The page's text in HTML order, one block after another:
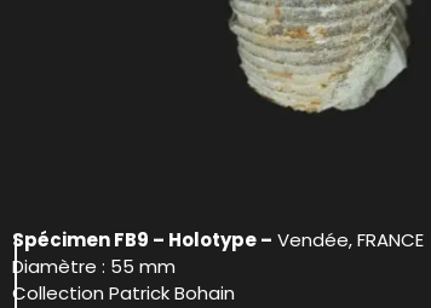
Spécimen FB9 – Holotype – Vendée, FRANCE
Diamètre : 55 mm
Collection Patrick Bohain